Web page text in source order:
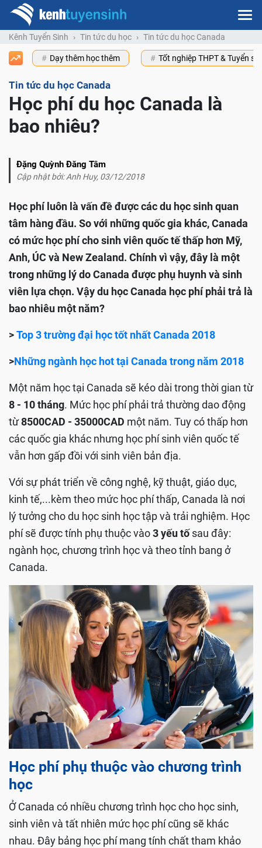
Kênh Tuyển Sinh Tin tức du học Tin tức du học Canada
Dạy thêm học thêm Tốt nghiệp THPT & Tuyển
Tin tức du học Canada
Học phí du học Canada là
bao nhiêu?
Đặng Quỳnh Đăng Tâm
Cập nhật bởi: Anh Huy, 03/12/2018
Học phí luôn là vấn đề được các du học sinh quan
tâm hàng đầu. So với những quốc gia khác, Canada
có mức học phí cho sinh viên quốc tế thấp hơn Mỹ,
Anh, ÚC và New Zealand. Chính vì vậy, đây là một
trong những lý do Canada được phụ huynh và sinh
viên lựa chọn. Vậy du học Canada học phí phải trả là
bao nhiêu một năm?
>Top 3 trường đại học tốt nhất Canada 2018
>Những ngành học hot tại Canada trong năm 2018
Một năm học tại Canada sẽ kéo dài trong thời gian từ
8 - 10 tháng. Mức học phí phải trả thường dao động
từ8500CAD - 35000CAD một năm. Tuy có thấp hơn
các quốc gia khác nhưng học phí sinh viên quốc tế
vẫn hơn gấp đồi với sinh viên bản địa.
Với sự phát triển về công nghệ, kỹ thuật, giáo dục,
kinh tế,...kèm theo mức học phí thấp, Canada là nơi
lý tưởng cho du học sinh học tập và trải nghiệm. Học
phí sẽ được tính phụ thuộc vào3 yếu tốsau đây:
ngành học, chương trình học và theo tỉnh bang ở
Canada.
Học phí phụ thuộc vào chương trình
học
Ở Canada có nhiều chương trình học cho học sinh,
sinh viên và tất nhiên mức học phí cũng sẽ khác
nhau. Đây bảng học phí mang tính chất tham khảo